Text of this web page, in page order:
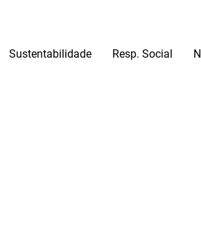
Sustentabilidade Resp. Social